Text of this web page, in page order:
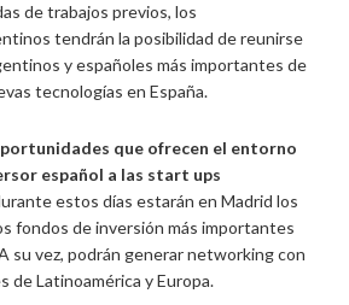
de trabajos previos, los
tendrán la posibilidad de reunirse
y españoles más importantes de
tecnologías en España.
que ofrecen el entorno
español a las start ups
estos días estarán en Madrid los
fondos de inversión más importantes
su vez, podrán generar networking con
de Latinoamérica y Europa.